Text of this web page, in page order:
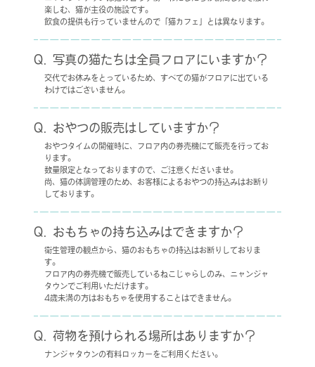
楽しむ、猫が主役の施設です。
飲食の提供も行っていませんので「猫カフェ」とは異なります。
写真の猫たちは全員フロアにいますか？
交代でお休みをとっているため、すべての猫がフロアに出ている
わけではございません。
おやつの販売はしていますか？
おやつタイムの開催時に、フロア内の券売機にて販売を行ってお
ります。
数量限定となっておりますので、ご注意くださいませ。
尚、猫の体調管理のため、お客様によるおやつの持込みはお断り
しております。
おもちゃの持ち込みはできますか？
衛生管理の観点から、猫のおもちゃの持込はお断りしておりま
す。
フロア内の券売機で販売しているねこじゃらしのみ、ニャンジャ
タウンでご利用いただけます。
4歳未満の方はおもちゃを使用することはできません。
荷物を預けられる場所はありますか？
ナンジャタウンの有料ロッカーをご利用ください。